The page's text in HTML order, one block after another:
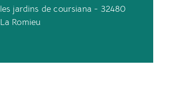
les jardins de coursiana - 32480
La Romieu